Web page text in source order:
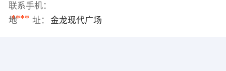
联系手机：
****
地 址： 金龙现代广场